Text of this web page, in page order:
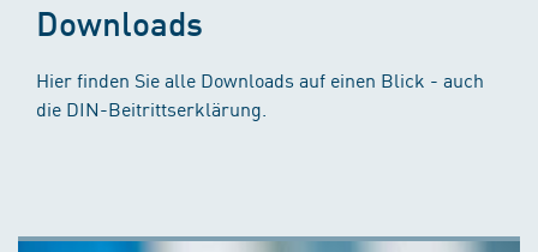
Downloads
Hier finden Sie alle Downloads auf einen Blick - auch
die DIN-Beitrittserklärung.